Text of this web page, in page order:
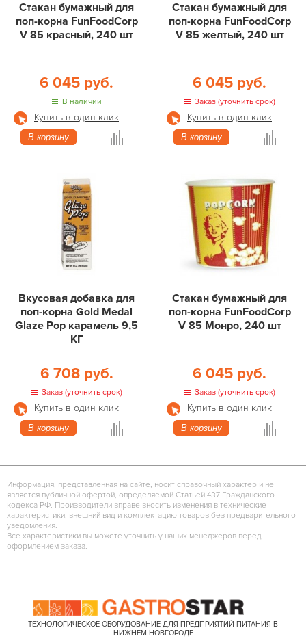
Стакан бумажный для
поп-корна FunFoodCorp
V 85 красный, 240 шт
6 045 руб.
В наличии
Купить в один клик
В корзину
Стакан бумажный для
поп-корна FunFoodCorp
V 85 желтый, 240 шт
6 045 руб.
Заказ (уточнить срок)
Купить в один клик
В корзину
Вкусовая добавка для
поп-корна Gold Medal
Glaze Pop карамель 9,5
КГ
6 708 руб.
Заказ (уточнить срок)
Купить в один клик
В корзину
Стакан бумажный для
поп-корна FunFoodCorp
V 85 Монро, 240 шт
6 045 руб.
Заказ (уточнить срок)
Купить в один клик
В корзину
Информация, представленная на сайте, носит справочный характер и не
является публичной офертой, определяемой Статьей 437 Гражданского
кодекса РФ. Производители вправе вносить изменения в технические
характеристики, внешний вид и комплектацию товаров без предварительного
уведомления.
Все характеристики вы можете уточнить у наших менеджеров перед
оформлением заказа.
ТЕХНОЛОГИЧЕСКОЕ ОБОРУДОВАНИЕ ДЛЯ ПРЕДПРИЯТИЙ ПИТАНИЯ В
НИЖНЕМ НОВГОРОДЕ